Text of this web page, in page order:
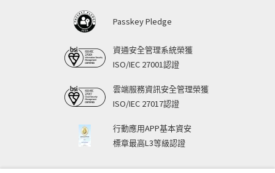
Passkey Pledge
資通安全管理系統榮獲
ISO/IEC 27001認證
雲端服務資訊安全管理榮獲
ISO/IEC 27017認證
行動應用APP基本資安
標章最高L3等級認證